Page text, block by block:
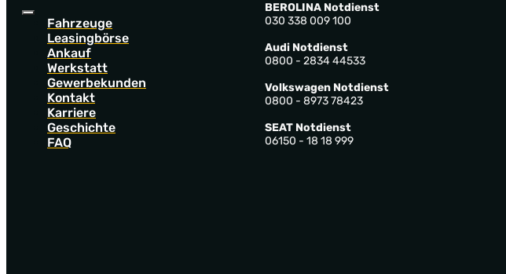
Fahrzeuge
Leasingbörse
Ankauf
Werkstatt
Gewerbekunden
Kontakt
Karriere
Geschichte
FAQ
BEROLINA Notdienst
030 338 009 100
Audi Notdienst
0800 - 2834 44533
Volkswagen Notdienst
0800 - 8973 78423
SEAT Notdienst
06150 - 18 18 999